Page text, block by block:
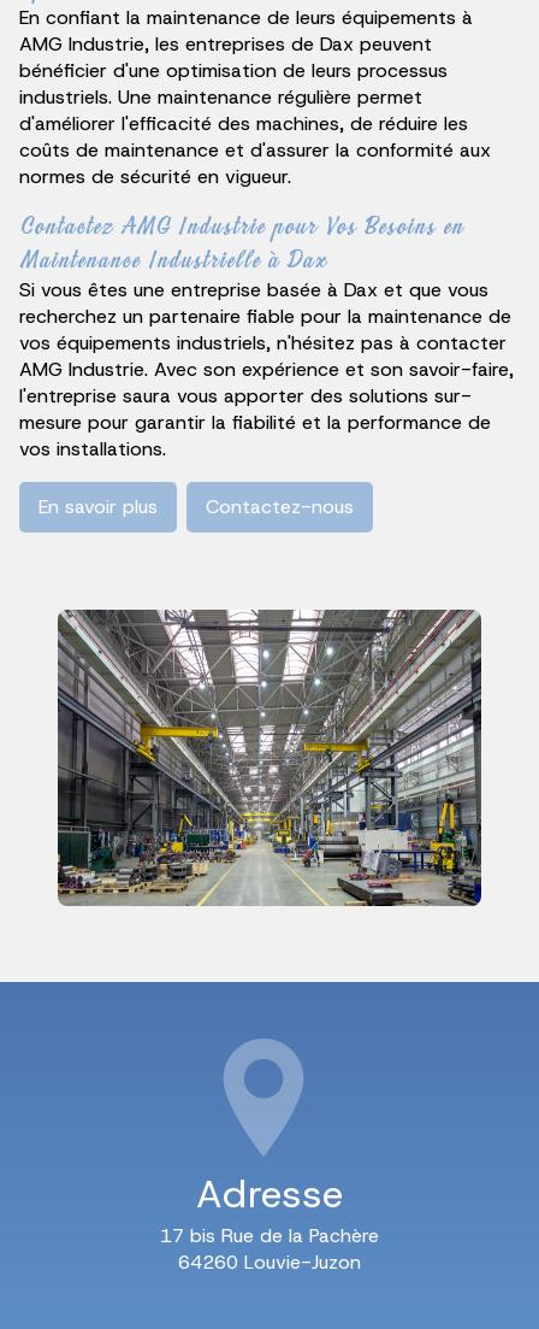
En confiant la maintenance de leurs équipements à
AMG Industrie, les entreprises de Dax peuvent
bénéficier d'une optimisation de leurs processus
industriels. Une maintenance régulière permet
d'améliorer l'efficacité des machines, de réduire les
coûts de maintenance et d'assurer la conformité aux
normes de sécurité en vigueur.
Contactez AMG Industrie pour Vos Besoins en
Maintenance Industrielle à Dax
Si vous êtes une entreprise basée à Dax et que vous
recherchez un partenaire fiable pour la maintenance de
vos équipements industriels, n'hésitez pas à contacter
AMG Industrie. Avec son expérience et son savoir-faire,
l'entreprise saura vous apporter des solutions sur-
mesure pour garantir la fiabilité et la performance de
vos installations.
En savoir plus Contactez-nous
Adresse
17 bis Rue de la Pachère
64260 Louvie-Juzon